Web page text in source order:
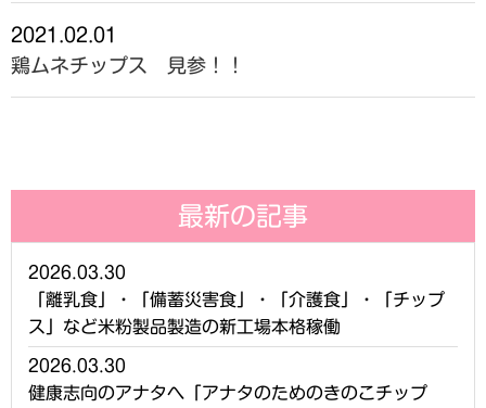
2021.02.01
鶏ムネチップス 見参！！
最新の記事
2026.03.30
「離乳食」・「備蓄災害食」・「介護食」・「チップ
ス」など米粉製品製造の新工場本格稼働
2026.03.30
健康志向のアナタへ「アナタのためのきのこチップ